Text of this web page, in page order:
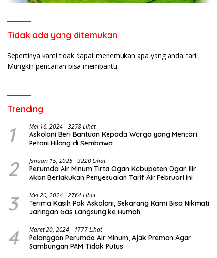
Tidak ada yang ditemukan
Sepertinya kami tidak dapat menemukan apa yang anda cari.
Mungkin pencarian bisa membantu.
Trending
1 Mei 16, 2024 3278 Lihat
Askolani Beri Bantuan Kepada Warga yang Mencari
Petani Hilang di Sembawa
2 Januari 15, 2025 3220 Lihat
Perumda Air Minum Tirta Ogan Kabupaten Ogan Ilir
Akan Berlakukan Penyesuaian Tarif Air Februari Ini
3 Mei 20, 2024 2764 Lihat
Terima Kasih Pak Askolani, Sekarang Kami Bisa Nikmati
Jaringan Gas Langsung ke Rumah
4 Maret 20, 2024 1777 Lihat
Pelanggan Perumda Air Minum, Ajak Preman Agar
Sambungan PAM Tidak Putus